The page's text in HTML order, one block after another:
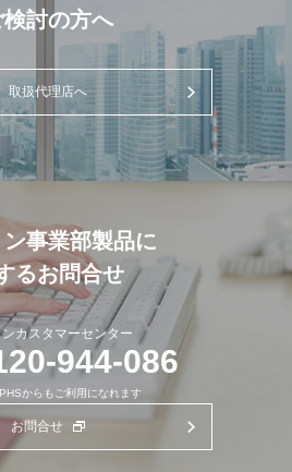
検討の方へ
取扱代理店へ
事業部製品に
るお問合せ
カスタマーセンター
944-086
からもご利用になれます
お問合せ